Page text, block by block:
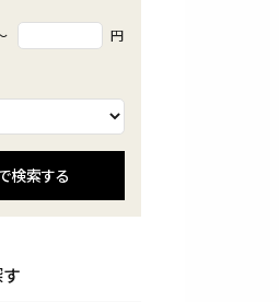
円
検索する